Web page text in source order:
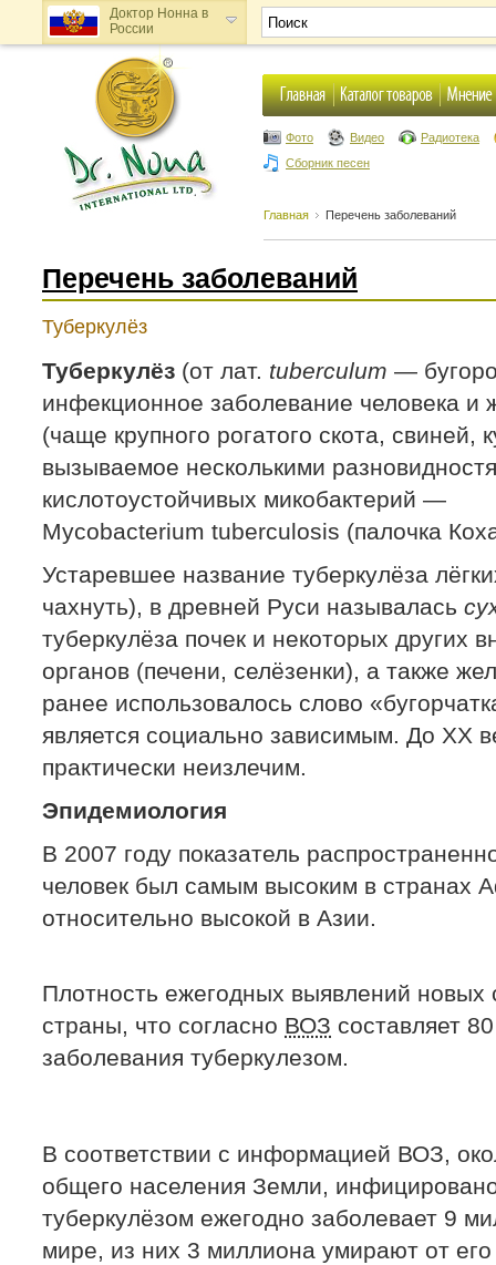
Доктор Нонна в
России
Доктор Нонна в
Украине
Фото Видео
Радиотека
Сборник песен
Главная Перечень заболеваний
Перечень заболеваний
Туберкулёз
Туберкулёз (от лат. tuberculum —
инфекционное заболевание человека и
(чаще крупного рогатого скота, свиней,
вызываемое несколькими
кислотоустойчивых микобактерий —
Mycobacterium tuberculosis (палочка
Устаревшее название туберкулёза
чахнуть), в древней Руси называлась
туберкулёза почек и некоторых других
органов (печени, селёзенки), а также
ранее использовалось слово
является социально зависимым. До XX
практически неизлечим.
Эпидемиология
В 2007 году показатель
человек был самым высоким в странах
относительно высокой в Азии.
Плотность ежегодных выявлений новых
страны, что согласно ВОЗ составляет
заболевания туберкулезом.
В соответствии с информацией ВОЗ,
общего населения Земли,
туберкулёзом ежегодно заболевает 9
мире, из них 3 миллиона умирают от